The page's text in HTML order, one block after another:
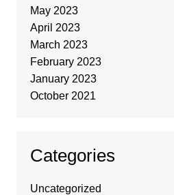
May 2023
April 2023
March 2023
February 2023
January 2023
October 2021
Categories
Uncategorized